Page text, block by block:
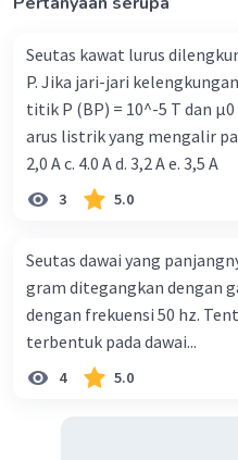
Titik 5 cm dari ujung
kali lambda/2 dari
simpul; pada simpul
0, jadi amplitudo
cm.
Letak simpul ke-9 dari
(menghitung simpul
lambda/4 dari ujung,
dinyatakan dengan x_p
perut ke-7, x_p = (2 × 7
32,5 cm.
Beri Rating
Seutas kawat lurus
P. Jika jari-jari
titik P (BP) = 10^-5 T dan
arus listrik yang mengalir pada
2,0 A c. 4.0 A d. 3,2 A e. 3,5 A
3 5.0
Seutas dawai yang
gram ditegangkan dengan
dengan frekuensi 50 hz.
terbentuk pada dawai...
4 5.0